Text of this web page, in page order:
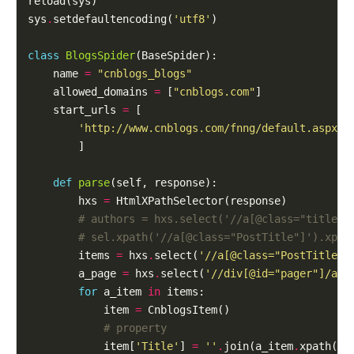
sys . setdefaultencoding( 'utf8' )
class BlogsSpider(BaseSpider):
    name
=
"cnblogs_blogs"
    allowed_domains
= [ "cnblogs.com"]
    start_urls
= [
'http://www.cnblogs.com/fnng/
        ]
def parse(self, response):
        hxs
= HtmlXPathSelector(response)
# authors = hxs.select('//
# sel.xpath('//
        items
= hxs . select( '//
        a_page
= hxs . select( '//div[@id="pager"]/a'
for a_item in items:
            item
= CnblogsItem()
# property
            item[
'Title' ] = '' . join(a_item. xpath(